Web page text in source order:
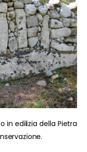
in edilizia della Pietra